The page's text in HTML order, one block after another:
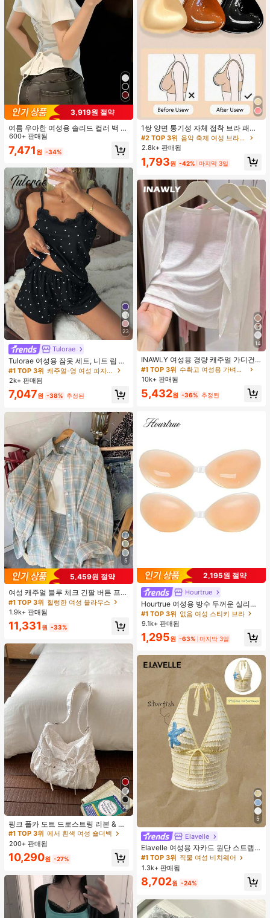
3,919원 절약
여름 우아한 여성용 솔리드 컬러 백 타
이 셔츠 (참고: 가볍고 통기성 있는 얇
은 스타일) 허리 드로스트링 디자인 화
이트, 조용한 럭셔리
600+ 판매됨
7,471 원 -34%
23
Tulorae
Tulorae 여성용 잠옷 세트, 니트 립 원
단, 하트 프린트 대비 레이스 트림, 로
맨틱 달콤 귀여운 섹시 캐미솔 & 반바
지 베이비돌 잠옷 세트 투피스 나이트
세트 섹시 잠옷 세트 여성용 잠옷 롬퍼
투피스 잠옷 세트 여성용 잠옷 세트 도
트 잠옷 세트 잠옷 반바지 세트 투피스
잠옷 세트 여성용 여름 세트 도트 반바
지 세트 여성용 잠옷 세트 반바지 잠옷
세트 여성용 투피스 여름 라운지 세트
#1 TOP 3위
캐주얼-영 여성 파자마 세트
2k+ 판매됨
7,047원 -38% 추정된
5
5,459원 절약
여성 캐주얼 블루 체크 긴팔 버튼 프론
트 폴리에스터 셔츠, 레귤러 핏, 봄 의
류, 편안한 스타일
#1 TOP 3위 헐렁한 여성 블라우스
1.9k+ 판매됨
11,331 원 -33%
28
핑크 폴카 도트 드로스트링 리본 & 러
플 구름 장식 숄더백, 여성용 대용량
크로스바디 백
#1 TOP 3위
에서 흰색 여성 숄더백
거의 매진!
#1 TOP 3위 에서 흰색 여성 숄더백
거의 매진!
#1 TOP 3위 에서 흰색 여성 숄더백
거의 매진!
#1 TOP 3위 에서 흰색 여성 숄더백
거의 매진!
200+ 판매됨
10,290원 -27%
1쌍 양면 통기성 자체 접착 브라 패드,
두꺼워진 삼각형 푸쉬업 디자인, 재사
용 가능, 보이지 않는 비키니 브라 삽
입물, 수영에 적합
#2 TOP 3위
음악 축제 여성 브라 액세서리
2.8k+ 판매됨
1,793원 -42% 마지막 3일
14
INAWLY 여성용 경량 캐주얼 가디건,
여름
#1 TOP 3위
수확고 여성용 가벼운 카디건
10k+ 판매됨
5,432원 -36% 추정된
2,195원 절약
Hourtrue
Hourtrue 여성용 방수 두꺼운 실리콘
가슴 페탈, 작은 가슴 리프트업 & 푸시
인용, 웨딩 촬영 및 들러리용
#1 TOP 3위 없음 여성 스티키 브라
9.1k+ 판매됨
1,295원 -63% 마지막 3일
5
Elavelle
Elavelle 여성용 자카드 원단 스트랩
불가사리 장식 홀터 탑, 봄/여름에 적
합 (탑만 포함, 반바지 미포함)
#1 TOP 3위 직물 여성 비치웨어
1.3k+ 판매됨
8,702원 -24%